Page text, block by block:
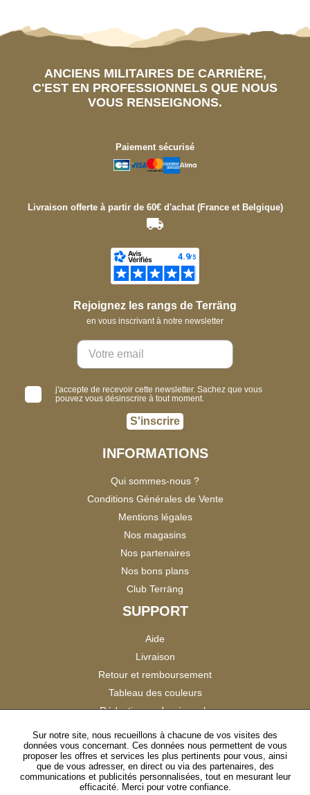
ANCIENS MILITAIRES DE CARRIÈRE,
C'EST EN PROFESSIONNELS QUE NOUS
VOUS RENSEIGNONS.
Paiement sécurisé
Livraison offerte à partir de 60€ d'achat (France et Belgique)
Rejoignez les rangs de Terräng
en vous inscrivant à notre newsletter
j'accepte de recevoir cette newsletter. Sachez que vous
pouvez vous désinscrire à tout moment.
S'inscrire
INFORMATIONS
Qui sommes-nous ?
Conditions Générales de Vente
Mentions légales
Nos magasins
Nos partenaires
Nos bons plans
Club Terräng
SUPPORT
Aide
Livraison
Retour et remboursement
Tableau des couleurs
Réduction professionnels
Satisfaction Clients
SUIVEZ-NOUS
Sur notre site, nous recueillons à chacune de vos visites des
données vous concernant. Ces données nous permettent de vous
proposer les offres et services les plus pertinents pour vous, ainsi
que de vous adresser, en direct ou via des partenaires, des
communications et publicités personnalisées, tout en mesurant leur
efficacité. Merci pour votre confiance.